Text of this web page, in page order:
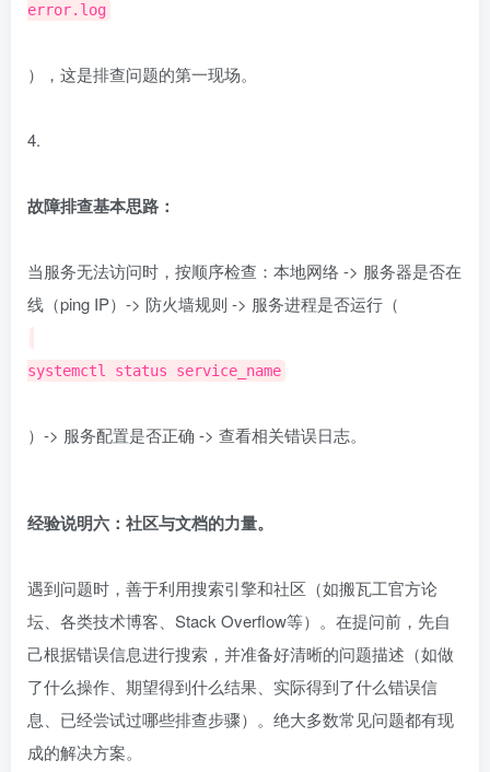
），这是排查问题的第一现场。
4.
故障排查基本思路：
当服务无法访问时，按顺序检查：本地网络 -> 服务器是否在
线（ping IP）-> 防火墙规则 -> 服务进程是否运行（
systemctl status service_name
）-> 服务配置是否正确 -> 查看相关错误日志。
经验说明六：社区与文档的力量。
遇到问题时，善于利用搜索引擎和社区（如搬瓦工官方论
坛、各类技术博客、Stack Overflow等）。在提问前，先自
己根据错误信息进行搜索，并准备好清晰的问题描述（如做
了什么操作、期望得到什么结果、实际得到了什么错误信
息、已经尝试过哪些排查步骤）。绝大多数常见问题都有现
成的解决方案。